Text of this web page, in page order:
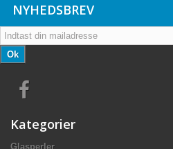
NYHEDSBREV
Ok
Kategorier
Glasperler